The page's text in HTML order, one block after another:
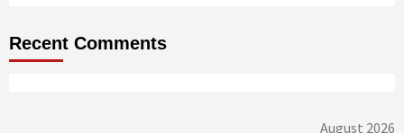
Recent Comments
August 2026